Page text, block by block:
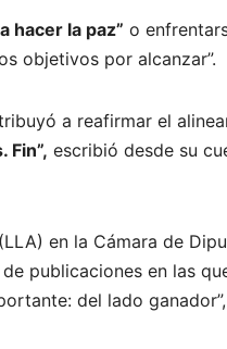
hacer la paz” o
objetivos por alcanzar”.
a reafirmar el
Fin”, escribió desde su
en la Cámara de
publicaciones en las
del lado